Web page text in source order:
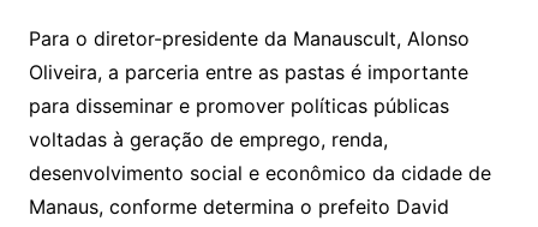
Para o diretor-presidente da Manauscult, Alonso
Oliveira, a parceria entre as pastas é importante
para disseminar e promover políticas públicas
voltadas à geração de emprego, renda,
desenvolvimento social e econômico da cidade de
Manaus, conforme determina o prefeito David